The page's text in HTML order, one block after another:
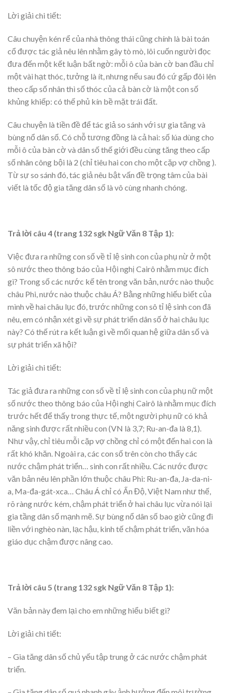
Lời giải chi tiết:
Câu chuyện kén rể của nhà thông thái cũng chính là bài toán
cổ được tác giả nêu lên nhằm gây tò mò, lôi cuốn người đọc
đưa đến một kết luận bất ngờ: mỗi ô của bàn cờ ban đầu chỉ
một vài hạt thóc, tưởng là ít, nhưng nếu sau đó cứ gấp đôi lên
theo cấp số nhân thì số thóc của cả bàn cờ là một con số
khủng khiếp: có thế phủ kín bề mặt trái đất.
Câu chuyện là tiền đề để tác giả so sánh với sự gia tăng và
bùng nổ dân số. Có chỗ tương đồng là cả hai: số lúa dùng cho
mỗi ô của bàn cờ và dân số thế giới đều cùng tăng theo cấp
số nhân công bội là 2 (chỉ tiêu hai con cho một cặp vợ chồng ).
Từ sự so sánh đó, tác giả nêu bật vấn đề trọng tâm của bài
viết là tốc độ gia tăng dân số là vô cùng nhanh chóng.
Trả lời câu 4 (trang 132 sgk Ngữ Văn 8 Tập 1):
Việc đưa ra những con số về tỉ lệ sinh con của phụ nừ ở một
sô nước theo thông báo của Hội nghị Cairô nhằm mục đích
gì? Trong số các nước kế tên trong văn bản, nước nào thuộc
châu Phi, nước nào thuộc châu Á? Bằng những hiếu biết của
mình về hai châu lục đó, trước những con sô tỉ lệ sinh con đã
nêu, em có nhận xét gì về sự phát triển dân số ở hai châu lục
này? Có thế rút ra kết luận gì về mối quan hệ giữa dân số và
sự phát triển xã hội?
Lời giải chi tiết:
Tác giả đưa ra những con số về tỉ lệ sinh con của phụ nữ một
số nước theo thông báo của Hội nghị Cairô là nhằm mục đích
trước hết để thấy trong thực tế, một người phụ nữ có khả
năng sinh được rất nhiều con (VN là 3,7; Ru-an-đa là 8,1).
Như vậy, chỉ tiêu mỗi cặp vợ chồng chỉ có một đến hai con là
rất khó khăn. Ngoài ra, các con số trên còn cho thấy các
nước chậm phát triển… sinh con rất nhiều. Các nước được
văn bản nêu lên phần lớn thuộc châu Phi: Ru-an-đa, Ja-da-ni-
a, Ma-đa-gát-xca… Châu Á chỉ có Ấn Độ, Việt Nam như thế,
rõ ràng nước kém, chậm phát triển ở hai châu lục vừa nói lại
gia tầng dân số mạnh mẽ. Sự bùng nổ dân số bao giờ cũng đi
liền với nghèo nàn, lạc hậu, kinh tế chậm phát triển, văn hóa
giáo dục chậm được nâng cao.
Trả lời câu 5 (trang 132 sgk Ngữ Văn 8 Tập 1):
Văn bản này đem lại cho em những hiểu biết gì?
Lời giải chi tiết:
– Gia tăng dân số chủ yếu tập trung ở các nước chậm phát
triển.